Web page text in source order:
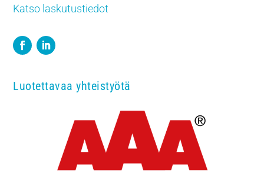
Katso laskutustiedot
Luotettavaa yhteistyötä